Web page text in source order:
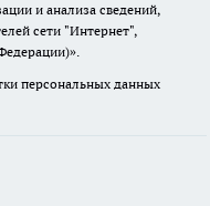
и анализа сведений,
сети "Интернет",
персональных данных